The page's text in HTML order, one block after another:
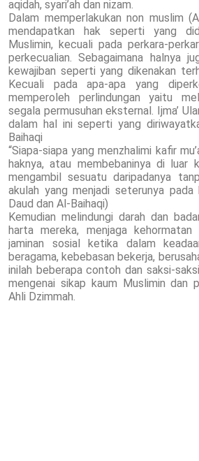
aqidah, syari’ah dan nizam.
Dalam memperlakukan non muslim
mendapatkan hak seperti yang
Muslimin, kecuali pada perkara-
perkecualian. Sebagaimana halnya
kewajiban seperti yang dikenakan
Kecuali pada apa-apa yang
memperoleh perlindungan yaitu
segala permusuhan eksternal. Ijma’
dalam hal ini seperti yang
Baihaqi
“Siapa-siapa yang menzhalimi kafir
haknya, atau membebaninya di luar
mengambil sesuatu daripadanya
akulah yang menjadi seterunya pada
Daud dan Al-Baihaqi)
Kemudian melindungi darah dan
harta mereka, menjaga kehormatan
jaminan sosial ketika dalam
beragama, kebebasan bekerja,
inilah beberapa contoh dan saksi-
mengenai sikap kaum Muslimin dan
Ahli Dzimmah.